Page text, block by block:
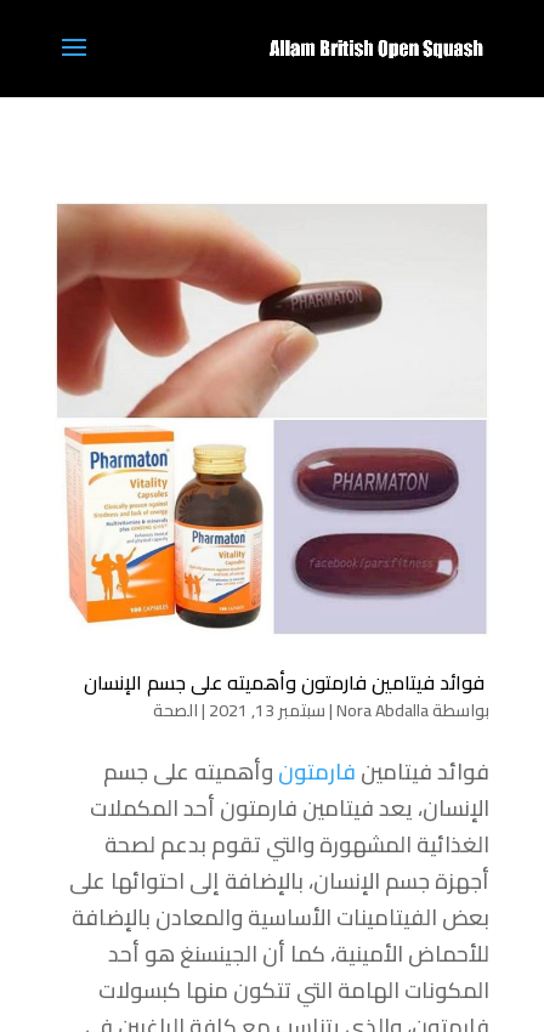
فوائد فيتامين فارمتون وأهميته على جسم الإنسان
بواسطةNora Abdalla
|سبتمبر 13, 2021 |الصحة
فوائد فيتامينفارمتونوأهميته على جسم
الإنسان، يعد فيتامين فارمتون أحد المكملات
الغذائية المشهورة والتي تقوم بدعم لصحة
أجهزة جسم الإنسان، بالإضافة إلى احتوائها على
بعض الفيتامينات الأساسية والمعادن بالإضافة
للأحماض الأمينية، كما أن الجينسنغ هو أحد
المكونات الهامة التي تتكون منها كبسولات